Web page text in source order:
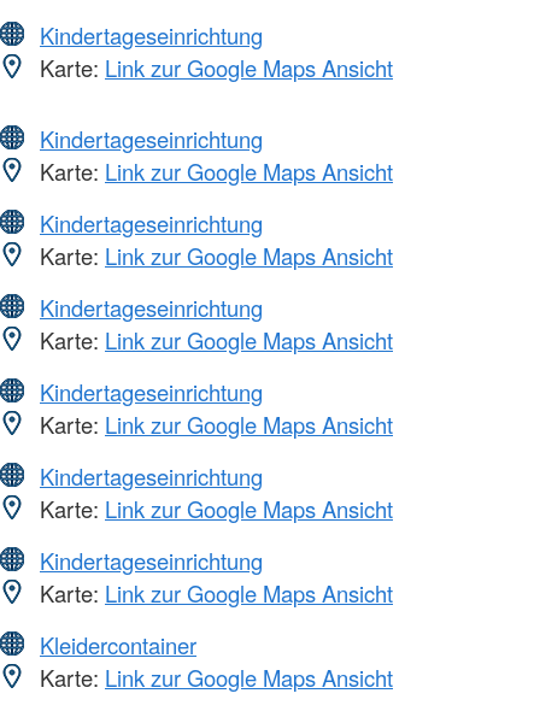
Kindertageseinrichtung
Karte: Link zur Google Maps Ansicht
Kindertageseinrichtung
Karte: Link zur Google Maps Ansicht
Kindertageseinrichtung
Karte: Link zur Google Maps Ansicht
Kindertageseinrichtung
Karte: Link zur Google Maps Ansicht
Kindertageseinrichtung
Karte: Link zur Google Maps Ansicht
Kindertageseinrichtung
Karte: Link zur Google Maps Ansicht
Kindertageseinrichtung
Karte: Link zur Google Maps Ansicht
Kleidercontainer
Karte: Link zur Google Maps Ansicht